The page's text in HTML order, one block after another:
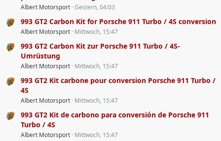
Albert Motorsport Gestern, 04:03
993 GT2 Carbon Kit for Porsche 911 Turbo / 4S conversion
Albert Motorsport Mittwoch, 15:47
993 GT2 Carbon Kit zur Porsche 911 Turbo / 4S-
Umrüstung
Albert Motorsport Mittwoch, 15:47
993 GT2 Kit carbone pour conversion Porsche 911 Turbo /
4S
Albert Motorsport Mittwoch, 15:47
993 GT2 Kit de carbono para conversión de Porsche 911
Turbo / 4S
Albert Motorsport Mittwoch, 15:47